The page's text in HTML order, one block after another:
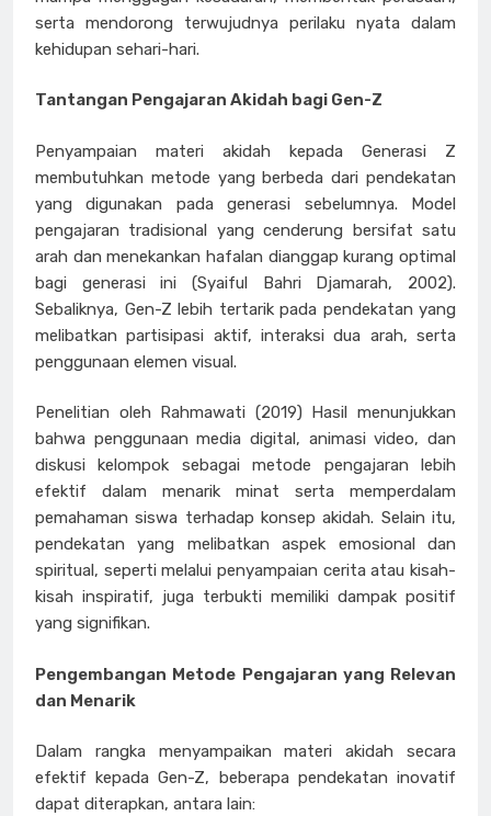
serta mendorong terwujudnya perilaku nyata dalam
kehidupan sehari-hari.
Tantangan Pengajaran Akidah bagi Gen-Z
Penyampaian materi akidah kepada Generasi Z
membutuhkan metode yang berbeda dari pendekatan
yang digunakan pada generasi sebelumnya. Model
pengajaran tradisional yang cenderung bersifat satu
arah dan menekankan hafalan dianggap kurang optimal
bagi generasi ini (Syaiful Bahri Djamarah, 2002).
Sebaliknya, Gen-Z lebih tertarik pada pendekatan yang
melibatkan partisipasi aktif, interaksi dua arah, serta
penggunaan elemen visual.
Penelitian oleh Rahmawati (2019) Hasil menunjukkan
bahwa penggunaan media digital, animasi video, dan
diskusi kelompok sebagai metode pengajaran lebih
efektif dalam menarik minat serta memperdalam
pemahaman siswa terhadap konsep akidah. Selain itu,
pendekatan yang melibatkan aspek emosional dan
spiritual, seperti melalui penyampaian cerita atau kisah-
kisah inspiratif, juga terbukti memiliki dampak positif
yang signifikan.
Pengembangan Metode Pengajaran yang Relevan
dan Menarik
Dalam rangka menyampaikan materi akidah secara
efektif kepada Gen-Z, beberapa pendekatan inovatif
dapat diterapkan, antara lain: